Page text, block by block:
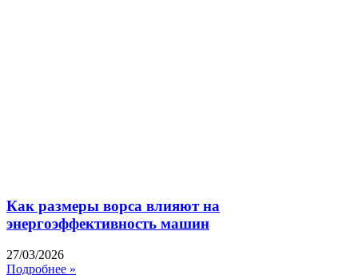
Как размеры ворса влияют на
энергоэффективность машин
27/03/2026
Подробнее »